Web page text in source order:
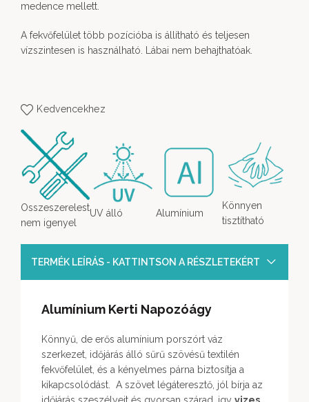
medence mellett.
A fekvőfelület több pozícióba is állítható és teljesen
vízszintesen is használható. Lábai nem behajthatóak.
Kedvencekhez
Osszeszerelest
nem igenyel
UV álló Alumínium
Könnyen
tisztítható
TERMÉK LEÍRÁS - KATTINTSON A RÉSZLETEKÉRT
Alumínium Kerti Napozóágy
Könnyű, de erős alumínium porszórt váz
szerkezet, időjárás álló sűrű szövésű textilén
fekvőfelület, és a kényelmes párna biztosítja a
kikapcsolódást. A szövet légáteresztő, jól bírja az